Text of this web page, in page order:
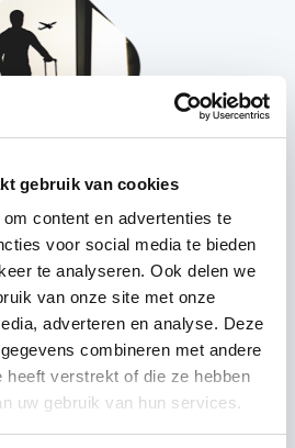
gebruik van cookies
content en advertenties te
voor social media te bieden
te analyseren. Ook delen we
van onze site met onze
adverteren en analyse. Deze
combineren met andere
heeft verstrekt of die ze hebben
uw gebruik van hun services.
TravelDocs?
door goed te luisteren naar de
Hierdoor onderscheidden we